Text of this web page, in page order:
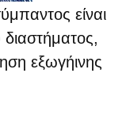
είναι
διαστήματος,
εξωγήινης